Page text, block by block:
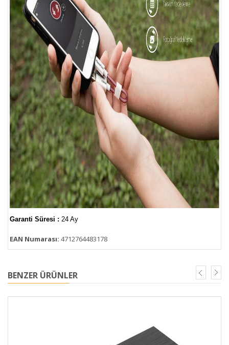
Garanti Süresi : 24 Ay
EAN Numarası: 4712764483178
BENZER ÜRÜNLER